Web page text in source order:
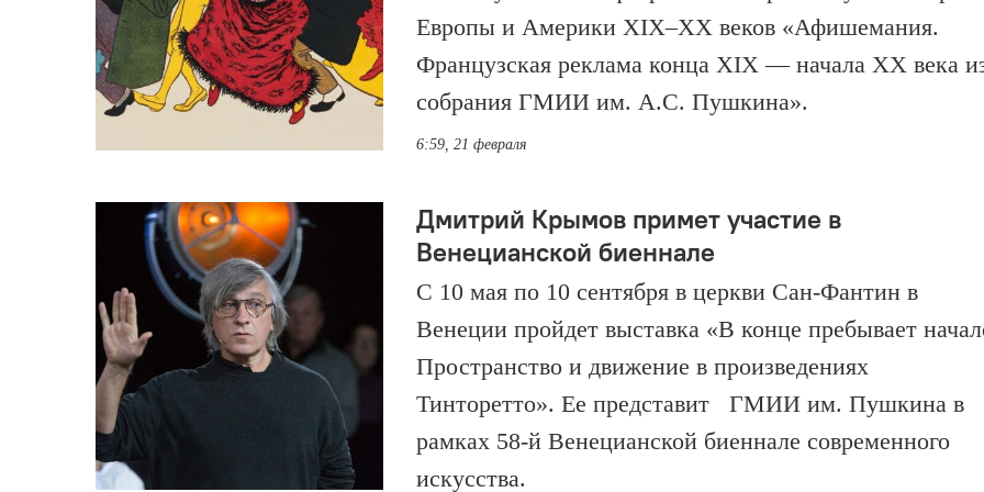
Европы и Америки XIX–XX веков «Афишемания.
Французская реклама конца XIX — начала XX века
собрания ГМИИ им. А.С. Пушкина».
6:59, 21 февраля
Дмитрий Крымов примет участие в
Венецианской биеннале
С 10 мая по 10 сентября в церкви Сан-Фантин в
Венеции пройдет выставка «В конце пребывает
Пространство и движение в произведениях
Тинторетто». Ее представит ГМИИ им. Пушкина в
рамках 58-й Венецианской биеннале современного
искусства.